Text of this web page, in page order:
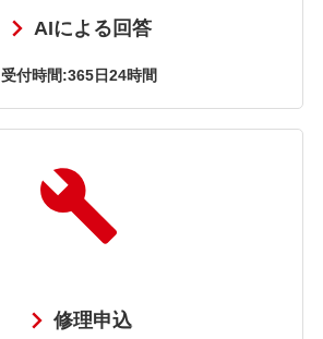
AIによる回答
受付時間:365日24時間
修理申込